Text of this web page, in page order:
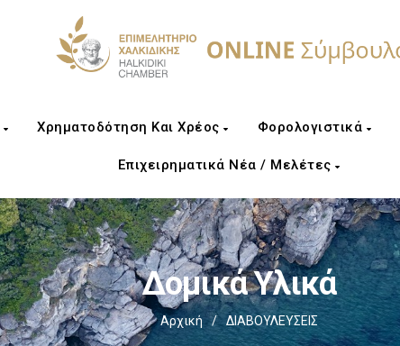
Χρηματοδότηση Και Χρέος Φορολογιστικά
Επιχειρηματικά Νέα / Μελέτες
Δομικά Υλικά
Αρχική / ΔΙΑΒΟΥΛΕΥΣΕΙΣ